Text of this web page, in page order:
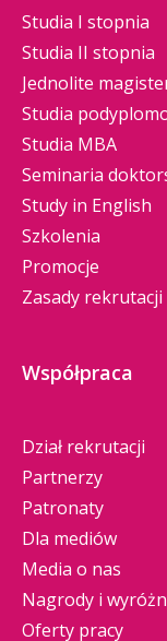
Studia I stopnia
Studia II stopnia
Jednolite
Studia
Studia MBA
Seminaria
Study in English
Szkolenia
Promocje
Zasady rekrutacji
Współpraca
Dział rekrutacji
Partnerzy
Patronaty
Dla mediów
Media o nas
Nagrody i
Oferty pracy